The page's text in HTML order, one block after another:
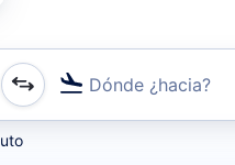
Dónde ¿hacia?
o por vuelos directos